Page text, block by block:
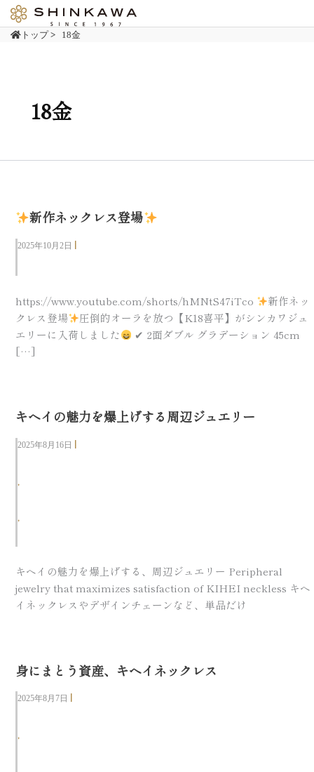
容
トップ> 18金
18金
新作ネックレス登場
2025年10月2日 |
https://www.youtube.com/shorts/hMNtS47iTco
新作ネッ
クレス登場
圧倒的オーラを放つ【K18喜平】がシンカワジュ
エリーに入荷しました
✔︎ 2面ダブル グラデーション 45cm
[…]
キヘイの魅力を爆上げする周辺ジュエリー
2025年8月16日 |
,
,
キヘイの魅力を爆上げする、周辺ジュエリー Peripheral
jewelry that maximizes satisfaction of KIHEI neckless キヘ
イネックレスやデザインチェーンなど、単品だけ
身にまとう資産、キヘイネックレス
2025年8月7日 |
,